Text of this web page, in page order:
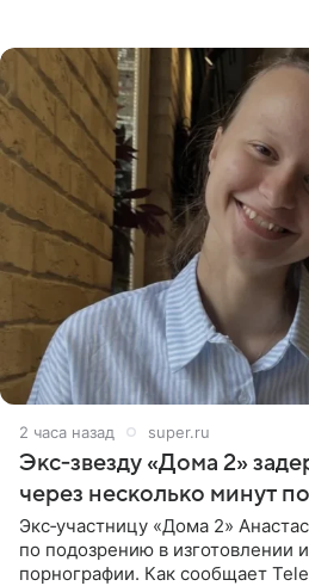
2 часа назад super.ru
Экс‑звезду «Дома 2»
через несколько минут
Экс‑участницу «Дома 2»
по подозрению в изготовлении
порнографии. Как сообщает